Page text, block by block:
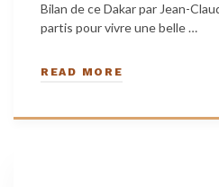
Bilan de ce Dakar par Jean-
partis pour vivre une belle …
READ MORE